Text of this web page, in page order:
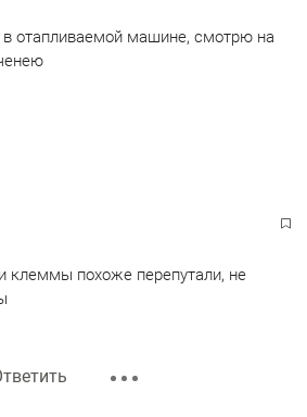
отапливаемой машине, смотрю на
клеммы похоже перепутали, не